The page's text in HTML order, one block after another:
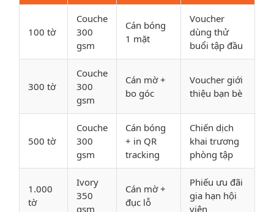
100 tờ
Couche
300
gsm
Cán bóng
1 mặt
Voucher
dùng thử
buổi tập đầu
300 tờ
Couche
300
gsm
Cán mờ +
bo góc
Voucher giới
thiệu bạn bè
500 tờ
Couche
300
gsm
Cán bóng
+ in QR
tracking
Chiến dịch
khai trương
phòng tập
1.000
tờ
Ivory
350
gsm
Cán mờ +
đục lỗ
Phiếu ưu đãi
gia hạn hội
viên